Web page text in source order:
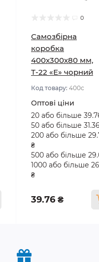
0
Самозбірна
коробка
400х300х80 мм,
Т-22 «Е» чорний
Код товару: 400с
Оптові ціни
20 або більше
50 або більше
200 або більше
₴
500 або більше
1000 або більше
₴
39.76 ₴